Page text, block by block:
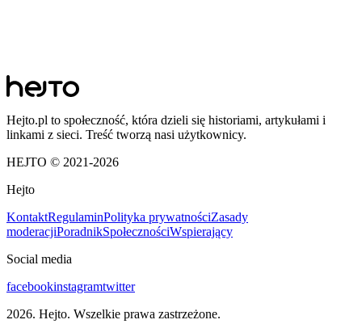
Hejto.pl to społeczność, która dzieli się historiami, artykułami i
linkami z sieci. Treść tworzą nasi użytkownicy.
HEJTO © 2021-2026
Hejto
KontaktRegulaminPolityka prywatnościZasady
moderacjiPoradnikSpołecznościWspierający
Social media
facebookinstagramtwitter
2026. Hejto. Wszelkie prawa zastrzeżone.